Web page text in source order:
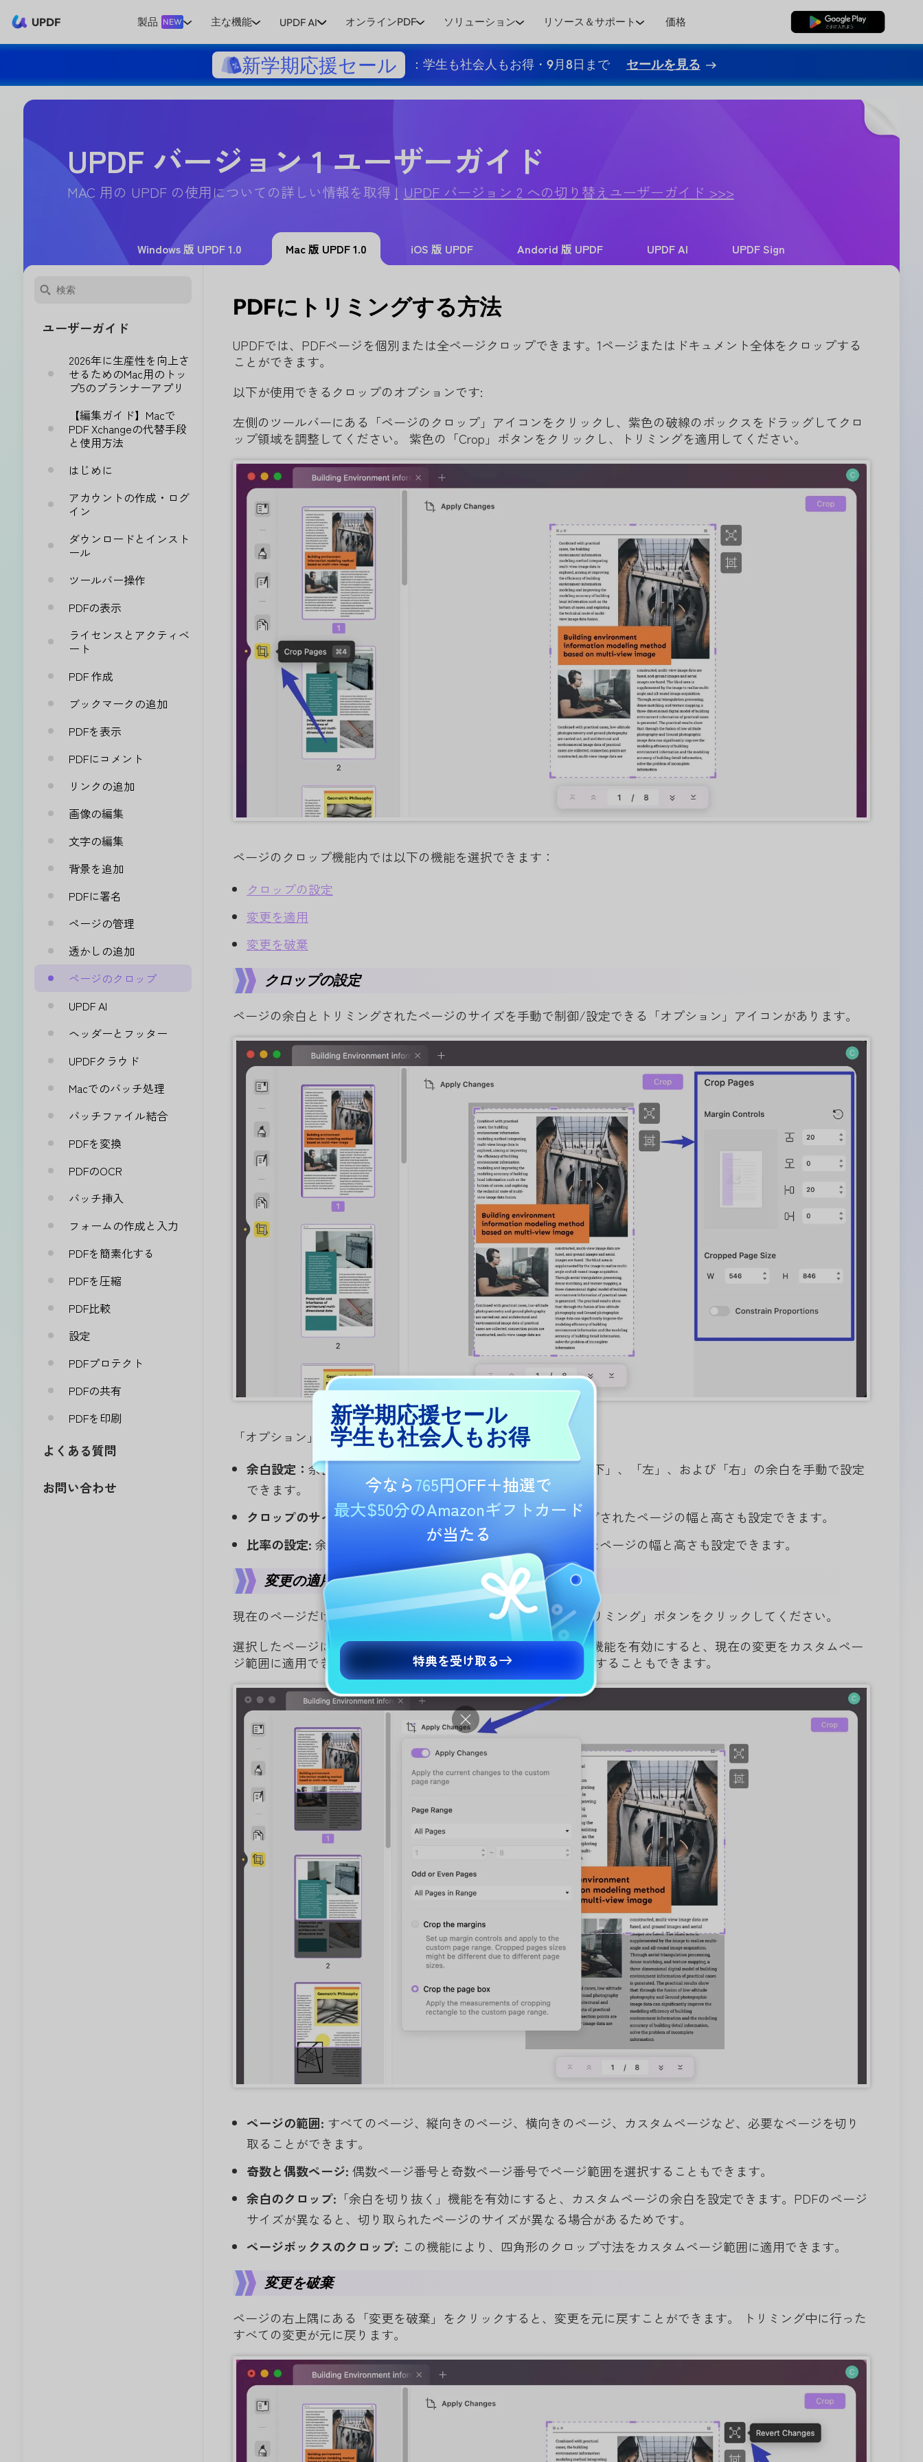
UPDF 製品 NEW 主な機能 UPDF AI オンラインPDF ソリューション リソース＆サポート 価格 無料ダウンロード
新学期応援セール ：学生も社会人もお得・9月8日まで セールを見る
UPDF バージョン 1 ユーザーガイド
MAC 用の UPDF の使用についての詳しい情報を取得 UPDF バージョン 2 への切り替えユーザーガイド >>>
Windows 版 UPDF 1.0 Mac 版 UPDF 1.0 iOS 版 UPDF Andorid 版 UPDF UPDF AI UPDF Sign
ユーザーガイド
2026年に生産性を向上さ
せるためのMac用のトッ
プ5のプランナーアプリ
【編集ガイド】Macで
PDF Xchangeの代替手段
と使用方法
はじめに
アカウントの作成・ログ
イン
ダウンロードとインスト
ール
ツールバー操作
PDFの表示
ライセンスとアクティベ
ート
PDF 作成
ブックマークの追加
PDFを表示
PDFにコメント
リンクの追加
画像の編集
文字の編集
背景を追加
PDFに署名
ページの管理
透かしの追加
ページのクロップ
UPDF AI
ヘッダーとフッター
UPDFクラウド
Macでのバッチ処理
バッチファイル結合
PDFを変換
PDFのOCR
バッチ挿入
フォームの作成と入力
PDFを簡素化する
PDFを圧縮
PDF比較
設定
PDFプロテクト
PDFの共有
PDFを印刷
よくある質問
お問い合わせ
PDFにトリミングする方法
UPDFでは、PDFページを個別または全ページクロップできます。1ページまたはドキュメント全体をクロップする
ことができます。
以下が使用できるクロップのオプションです:
左側のツールバーにある「ページのクロップ」アイコンをクリックし、紫色の破線のボックスをドラッグしてクロ
ップ領域を調整してください。 紫色の「Crop」ボタンをクリックし、トリミングを適用してください。
ページのクロップ機能内では以下の機能を選択できます：
クロップの設定
変更を適用
変更を破棄
クロップの設定
ページの余白とトリミングされたページのサイズを手動で制御/設定できる「オプション」アイコンがあります。
「オプション」内には、次の選択肢があります。
余白設定： 余白寸法を数値で入力することにより、「上」、「下」、「左」、および「右」の余白を手動で設定
できます。
クロップのサイズ:余白を設定するのと同じように、トリミングされたページの幅と高さも設定できます。
比率の設定: 余白を設定するのと同じように、トリミングされたページの幅と高さも設定できます。
変更の適用
現在のページだけをトリミングしたい場合は、右上隅にある「トリミング」ボタンをクリックしてください。
選択したページに同様の変更を加えたい場合は、「変更を適用」機能を有効にすると、現在の変更をカスタムペー
ジ範囲に適用できます。 この機能内でカスタムページ範囲を設定することもできます。
ページの範囲: すべてのページ、縦向きのページ、横向きのページ、カスタムページなど、必要なページを切り
取ることができます。
奇数と偶数ページ: 偶数ページ番号と奇数ページ番号でページ範囲を選択することもできます。
余白のクロップ: 「余白を切り抜く」機能を有効にすると、カスタムページの余白を設定できます。PDFのページ
サイズが異なると、切り取られたページのサイズが異なる場合があるためです。
ページボックスのクロップ: この機能により、四角形のクロップ寸法をカスタムページ範囲に適用できます。
変更を破棄
ページの右上隅にある「変更を破棄」をクリックすると、変更を元に戻すことができます。 トリミング中に行った
すべての変更が元に戻ります。
新学期応援セール
学生も社会人もお得
今なら765円OFF＋抽選で
最大$50分のAmazonギフトカード
が当たる
特典を受け取る